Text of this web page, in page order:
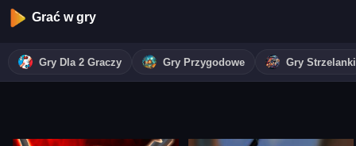
Grać w gry
Gry Dla 2 Graczy Gry Przygodowe Gry Strzelanki